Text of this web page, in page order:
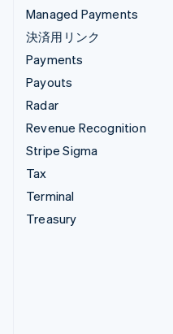
Managed Payments
決済用リンク
Payments
Payouts
Radar
Revenue Recognition
Stripe Sigma
Tax
Terminal
Treasury